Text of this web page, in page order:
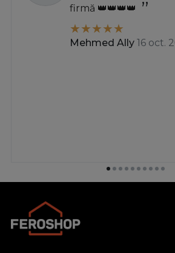
firmă 👑👑👑👑
Mehmed Ally 16 oct.